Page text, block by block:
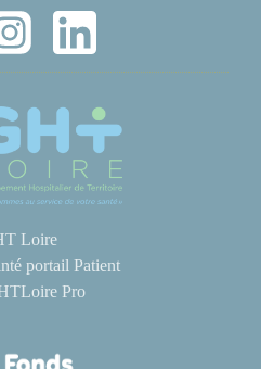
Loire
portail Patient
Pro